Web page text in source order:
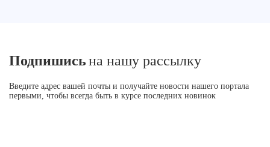
Подпишисьна нашу рассылку
Введите адрес вашей почты и получайте новости нашего портала
первыми, чтобы всегда быть в курсе последних новинок